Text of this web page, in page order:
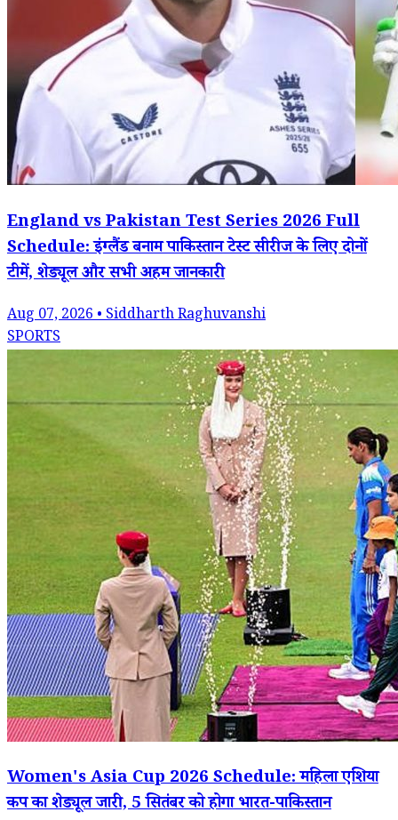
England vs Pakistan Test Series 2026 Full
Schedule: इंग्लैंड बनाम पाकिस्तान टेस्ट सीरीज के लिए दोनों
टीमें, शेड्यूल और सभी अहम जानकारी
Aug 07, 2026 • Siddharth Raghuvanshi
SPORTS
Women's Asia Cup 2026 Schedule: महिला एशिया
कप का शेड्यूल जारी, 5 सितंबर को होगा भारत-पाकिस्तान